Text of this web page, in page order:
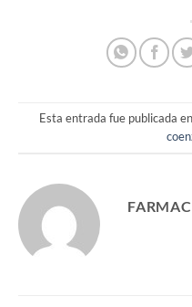
Esta entrada fue publicada en